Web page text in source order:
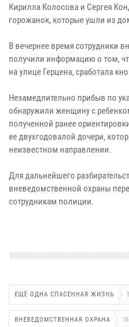
Кирилла Колосова и Сергея
горожанок, которые ушли из
В вечернее время сотрудники
получили информацию о том,
на улице Герцена, сработала
Незамедлительно прибыв по
обнаружили женщину с
полученной ранее
ее двухгодовалой дочери,
неизвестном направлении.
Для дальнейшего
вневедомственной охраны
сотрудникам полиции.
ЕЩЁ ОДНА СПАСЕННАЯ ЖИЗНЬ
ВНЕВЕДОМСТВЕННАЯ ОХРАНА